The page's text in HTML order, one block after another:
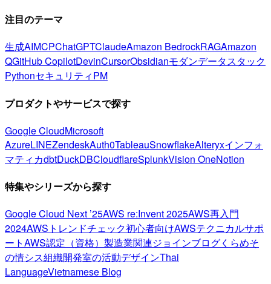
注目のテーマ
生成AIMCPChatGPTClaudeAmazon BedrockRAGAmazon
QGitHub CopilotDevinCursorObsidianモダンデータスタック
PythonセキュリティPM
プロダクトやサービスで探す
Google CloudMicrosoft
AzureLINEZendeskAuth0TableauSnowflakeAlteryxインフォ
マティカdbtDuckDBCloudflareSplunkVision OneNotion
特集やシリーズから探す
Google Cloud Next ’25AWS re:Invent 2025AWS再入門
2024AWSトレンドチェック初心者向けAWSテクニカルサポ
ートAWS認定（資格） 製造業関連ジョインブログくらめそ
の情シス組織開発室の活動デザインThai
LanguageVietnamese Blog